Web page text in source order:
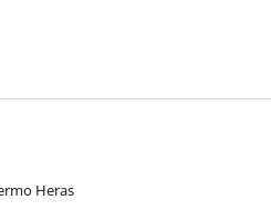
Heras